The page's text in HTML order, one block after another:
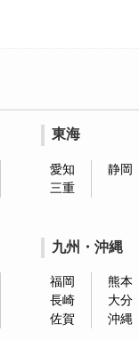
東海
愛知 静岡
三重
九州・沖縄
福岡 熊本
長崎
大分
佐賀
沖縄